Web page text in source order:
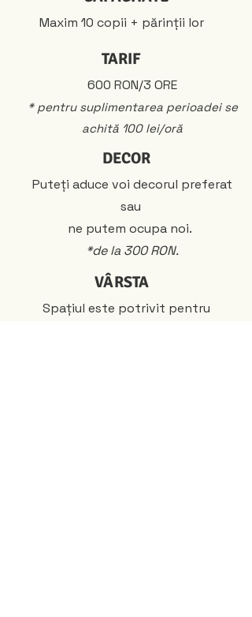
Maxim 10 copii + părinții lor
TARIF
600 RON/3 ORE
* pentru suplimentarea perioadei se
achită 100 lei/oră
DECOR
Puteți aduce voi decorul preferat
sau
ne putem ocupa noi.
*de la 300 RON.
VÂRSTA
Spațiul este potrivit pentru